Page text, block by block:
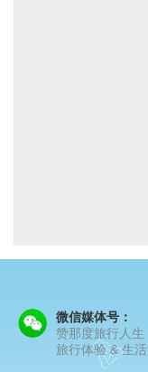
微信媒体号：
赞那度旅行人生
旅行体验 & 生